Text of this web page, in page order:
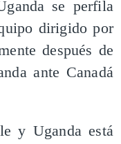
se perfila
dirigido por
después de
ante Canadá
y Uganda está